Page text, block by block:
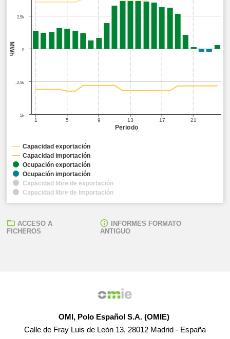
Periodo
MWh
1 5 9 13 17 21
0
-5k
-2,5k
2,5k
Capacidad exportación
Capacidad importación
Ocupación exportación
Ocupación importación
Capacidad libre de exportación
Capacidad libre de importación
ACCESO A
FICHEROS
INFORMES FORMATO
ANTIGUO
OMI, Polo Español S.A. (OMIE)
Calle de Fray Luis de León 13, 28012 Madrid - España